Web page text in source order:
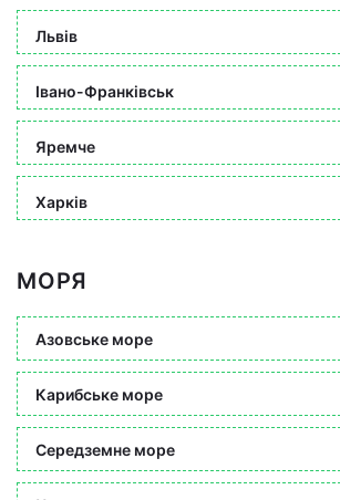
Львів
Івано-Франківськ
Яремче
Харків
МОРЯ
Азовське море
Карибське море
Середземне море